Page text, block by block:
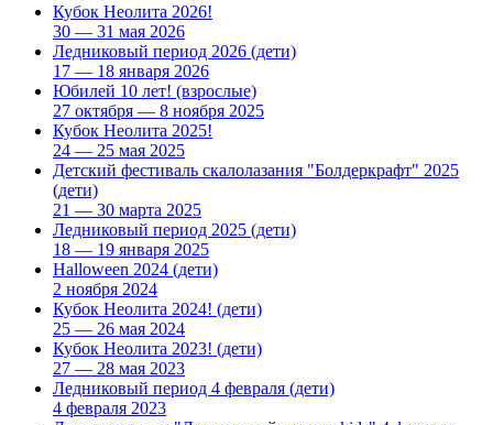
Кубок Неолита 2026!
30 — 31 мая 2026
Ледниковый период 2026 (дети)
17 — 18 января 2026
Юбилей 10 лет! (взрослые)
27 октября — 8 ноября 2025
Кубок Неолита 2025!
24 — 25 мая 2025
Детский фестиваль скалолазания "Болдеркрафт" 2025
(дети)
21 — 30 марта 2025
Ледниковый период 2025 (дети)
18 — 19 января 2025
Halloween 2024 (дети)
2 ноября 2024
Кубок Неолита 2024! (дети)
25 — 26 мая 2024
Кубок Неолита 2023! (дети)
27 — 28 мая 2023
Ледниковый период 4 февраля (дети)
4 февраля 2023